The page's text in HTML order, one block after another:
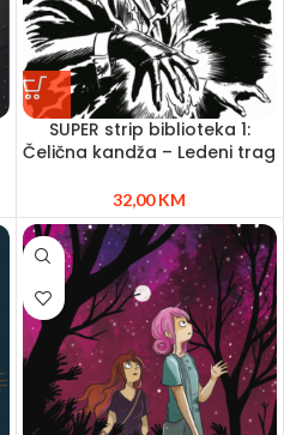
SUPER strip biblioteka 1:
Čelična kandža – Ledeni trag
32,00KM